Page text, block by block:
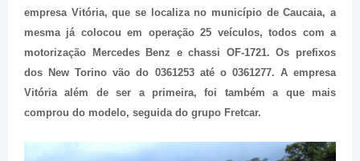
empresa Vitória, que se localiza no município de Caucaia, a
mesma já colocou em operação 25 veículos, todos com a
motorização Mercedes Benz e chassi OF-1721. Os prefixos
dos New Torino vão do 0361253 até o 0361277. A empresa
Vitória além de ser a primeira, foi também a que mais
comprou do modelo, seguida do grupo Fretcar.